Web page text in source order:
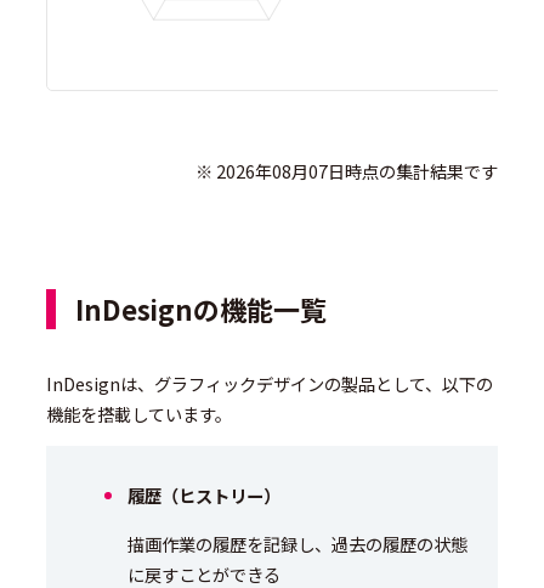
InDesignの機能一覧
InDesignは、グラフィックデザインの製品として、以下の
機能を搭載しています。
履歴（ヒストリー）
描画作業の履歴を記録し、過去の履歴の状態
に戻すことができる